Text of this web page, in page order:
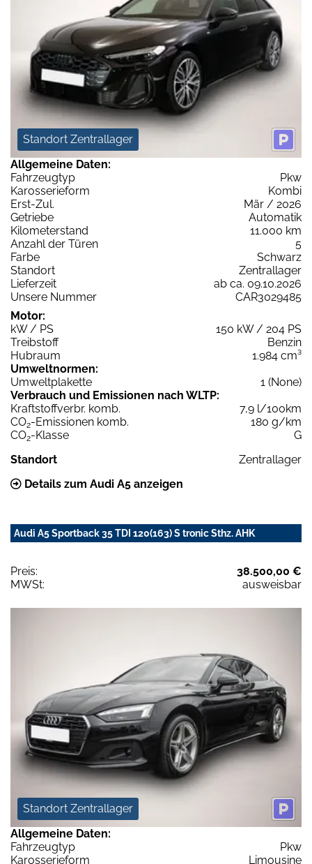
Standort Zentrallager
Allgemeine Daten:
Fahrzeugtyp
Pkw
Karosserieform
Kombi
Erst-Zul.
Mär / 2026
Getriebe
Automatik
Kilometerstand
11.000 km
Anzahl der Türen
5
Farbe
Schwarz
Standort
Zentrallager
Lieferzeit
ab ca. 09.10.2026
Unsere Nummer
CAR3029485
Motor:
kW / PS
150 kW / 204 PS
Treibstoff
Benzin
Hubraum
1.984 cm³
Umweltnormen:
Umweltplakette
1 (None)
Verbrauch und Emissionen nach WLTP:
Kraftstoffverbr. komb.
7,9 l/100km
CO2-Emissionen komb.
180 g/km
CO2-Klasse
G
Standort
Zentrallager
Details zum Audi A5 anzeigen
Audi A5 Sportback 35 TDI 120(163) S tronic Sthz. AHK
Preis:
38.500,00 €
MWSt:
ausweisbar
Standort Zentrallager
Allgemeine Daten:
Fahrzeugtyp
Pkw
Karosserieform
Limousine